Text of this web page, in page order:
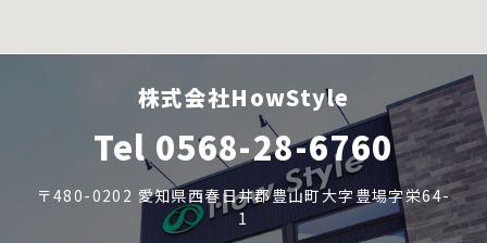
株式会社HowStyle
Tel 0568-28-6760
〒480-0202 愛知県西春日井郡豊山町大字豊場字栄64-
1